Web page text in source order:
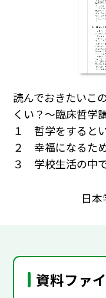
読んでおきたいこ
くい？～臨床哲学
１ 哲学をすると
２ 幸福になるた
３ 学校生活の中
日
資料ファ